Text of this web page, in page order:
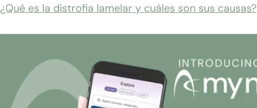
¿Qué es la distrofia lamelar y cuáles son sus causas?